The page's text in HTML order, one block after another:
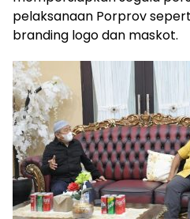
pelaksanaan Porprov
branding logo dan maskot.